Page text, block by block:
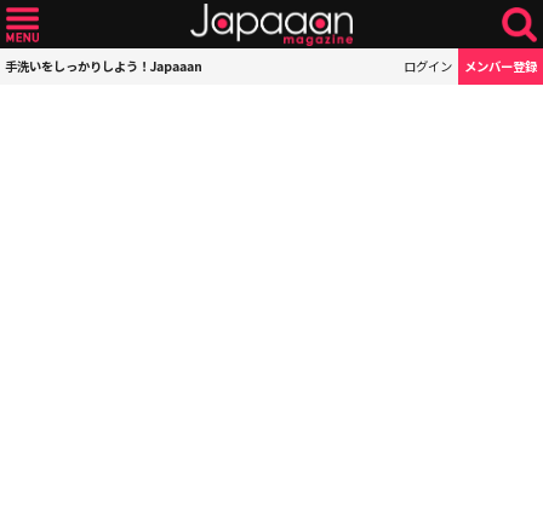
手洗いをしっかりしよう！Japaaan ログイン メンバー登録